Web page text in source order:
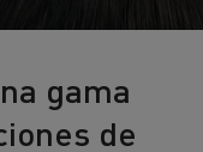
gama
de